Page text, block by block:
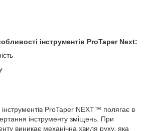
інструментів ProTaper Next:
ProTaper NEXT™ полягає в
інструменту зміщень. При
виникає механічна хвиля руху, яка